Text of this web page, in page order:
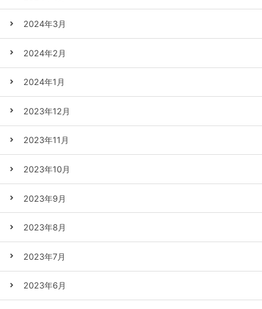
2024年3月
2024年2月
2024年1月
2023年12月
2023年11月
2023年10月
2023年9月
2023年8月
2023年7月
2023年6月